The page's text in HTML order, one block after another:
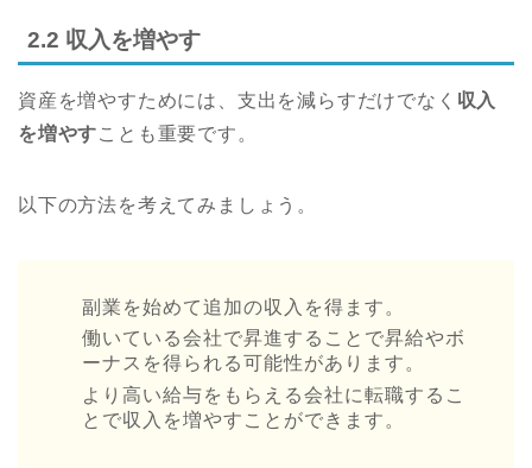
2.2 収入を増やす
資産を増やすためには、支出を減らすだけでなく 収入
を増やすことも重要です。
以下の方法を考えてみましょう。
副業を始めて追加の収入を得ます。
働いている会社で昇進することで昇給やボ
ーナスを得られる可能性があります。
より高い給与をもらえる会社に転職するこ
とで収入を増やすことができます。